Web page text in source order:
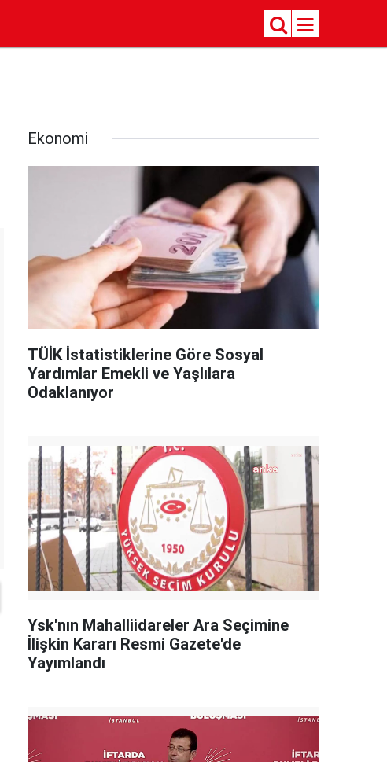
Ekonomi
TÜİK İstatistiklerine Göre Sosyal
Yardımlar Emekli ve Yaşlılara
Odaklanıyor
Ysk'nın Mahalliidareler Ara Seçimine
İlişkin Kararı Resmi Gazete'de
Yayımlandı